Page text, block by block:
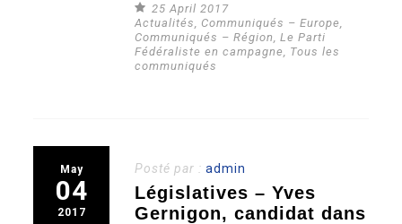
25 April 2017
Actualités
Communiqués – Europe
Communiqués – Région ,Le Parti
Fédéraliste en campagne
Tous les
communiqués
May
04
2017
Posté par :admin
Législatives – Yves
Gernigon, candidat dans